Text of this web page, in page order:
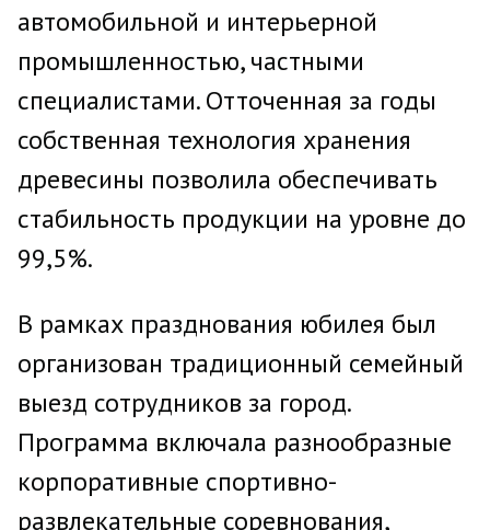
автомобильной и интерьерной
промышленностью, частными
специалистами. Отточенная за годы
собственная технология хранения
древесины позволила обеспечивать
стабильность продукции на уровне до
99,5%.
В рамках празднования юбилея был
организован традиционный семейный
выезд сотрудников за город.
Программа включала разнообразные
корпоративные спортивно-
развлекательные соревнования,